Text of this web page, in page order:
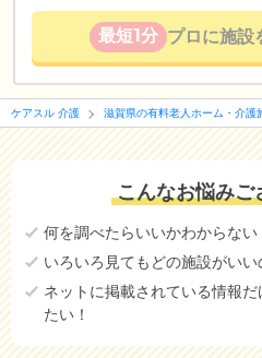
最短1分 プロに施設
ケアスル 介護 滋賀県の有料老人ホーム・介護
こんなお悩みご
何を調べたらいいかわからない
いろいろ見てもどの施設がいい
ネットに掲載されている情報
たい！